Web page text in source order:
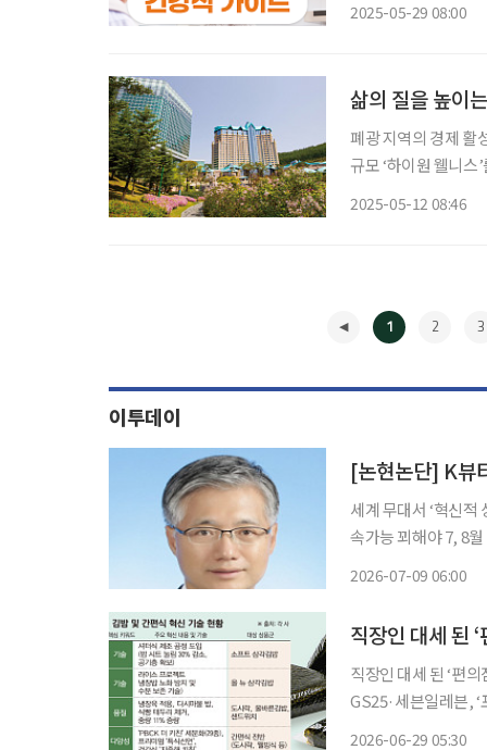
2025-05-29 08:00
삶의 질을 높이
폐광 지역의 경제 활
규모 ‘하이원 웰니
2025-05-12 08:46
1 2 3
이투데이
[논현논단] K뷰
세계 무대서 ‘혁신
속가능 꾀해야 7, 8월 한여름의 폭염이 시작되었다. 강렬한 햇빛은 단순한 더위를 넘어 피부
2026-07-09 06:00
직장인 대세 된 ‘편
GS25·세븐일레븐,
2026-06-29 05:30